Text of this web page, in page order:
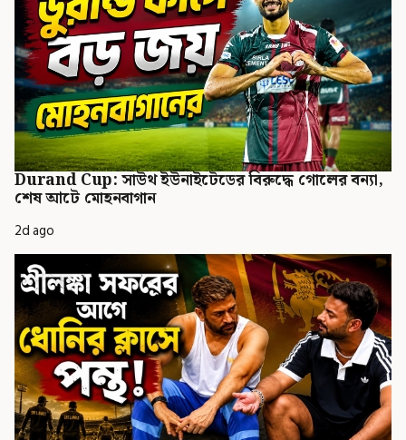
Durand Cup: সাউথ ইউনাইটেডের বিরুদ্ধে গোলের বন্যা,
শেষ আটে মোহনবাগান
2d ago